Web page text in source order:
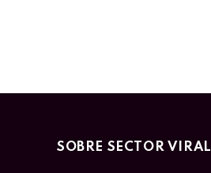
SOBRE SECTOR VIRAL